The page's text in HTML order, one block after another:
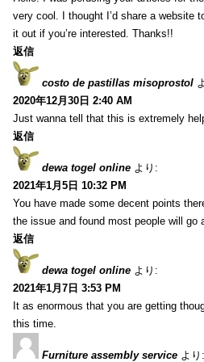
very cool. I thought I’d share a website
it out if you’re interested. Thanks!!
返信
costo de pastillas misoprostol
2020年12月30日 2:40 AM
Just wanna tell that this is extremely
返信
dewa togel online より:
2021年1月5日 10:32 PM
You have made some decent points
the issue and found most people will
返信
dewa togel online より:
2021年1月7日 3:53 PM
It as enormous that you are getting
this time.
Furniture assembly service より: